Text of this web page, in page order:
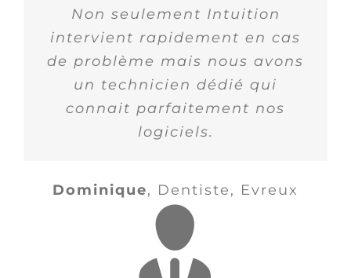
Non seulement Intuition
intervient rapidement en cas
de problème mais nous avons
un technicien dédié qui
connait parfaitement nos
logiciels.
Dominique, Dentiste, Evreux